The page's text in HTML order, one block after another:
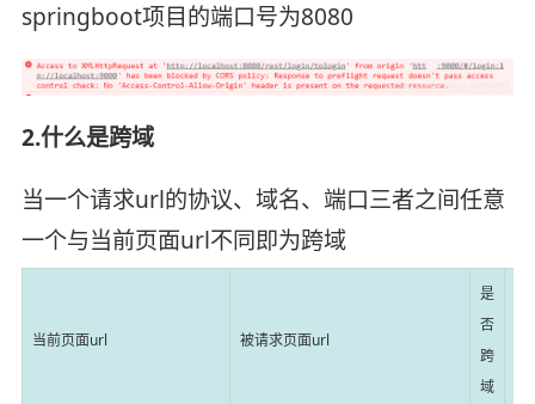
springboot项目的端口号为8080
2.什么是跨域
当一个请求url的协议、域名、端口三者之间任意
一个与当前页面url不同即为跨域
当前页面url 被请求页面url
是
否
跨
域